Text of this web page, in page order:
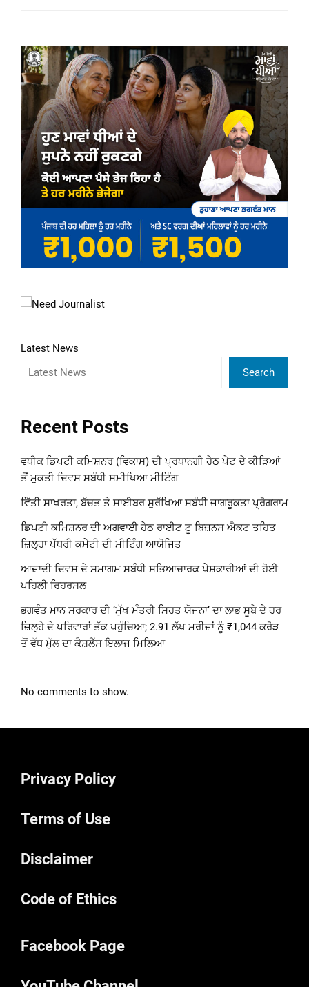
Latest News
Search
Recent Posts
ਵਧੀਕ ਡਿਪਟੀ ਕਮਿਸ਼ਨਰ (ਵਿਕਾਸ) ਦੀ ਪ੍ਰਧਾਨਗੀ ਹੇਠ ਪੇਟ ਦੇ ਕੀੜਿਆਂ
ਤੋਂ ਮੁਕਤੀ ਦਿਵਸ ਸਬੰਧੀ ਸਮੀਖਿਆ ਮੀਟਿੰਗ
ਵਿੱਤੀ ਸਾਖਰਤਾ, ਬੱਚਤ ਤੇ ਸਾਈਬਰ ਸੁਰੱਖਿਆ ਸਬੰਧੀ ਜਾਗਰੂਕਤਾ ਪ੍ਰੋਗਰਾਮ
ਡਿਪਟੀ ਕਮਿਸ਼ਨਰ ਦੀ ਅਗਵਾਈ ਹੇਠ ਰਾਈਟ ਟੂ ਬਿਜ਼ਨਸ ਐਕਟ ਤਹਿਤ
ਜ਼ਿਲ੍ਹਾ ਪੱਧਰੀ ਕਮੇਟੀ ਦੀ ਮੀਟਿੰਗ ਆਯੋਜਿਤ
ਆਜ਼ਾਦੀ ਦਿਵਸ ਦੇ ਸਮਾਗਮ ਸਬੰਧੀ ਸਭਿਆਚਾਰਕ ਪੇਸ਼ਕਾਰੀਆਂ ਦੀ ਹੋਈ
ਪਹਿਲੀ ਰਿਹਰਸਲ
ਭਗਵੰਤ ਮਾਨ ਸਰਕਾਰ ਦੀ ‘ਮੁੱਖ ਮੰਤਰੀ ਸਿਹਤ ਯੋਜਨਾ’ ਦਾ ਲਾਭ ਸੂਬੇ ਦੇ ਹਰ
ਜ਼ਿਲ੍ਹੇ ਦੇ ਪਰਿਵਾਰਾਂ ਤੱਕ ਪਹੁੰਚਿਆ; 2.91 ਲੱਖ ਮਰੀਜ਼ਾਂ ਨੂੰ ₹1,044 ਕਰੋੜ
ਤੋਂ ਵੱਧ ਮੁੱਲ ਦਾ ਕੈਸ਼ਲੈੱਸ ਇਲਾਜ ਮਿਲਿਆ
No comments to show.
Privacy Policy
Terms of Use
Disclaimer
Code of Ethics
Facebook Page